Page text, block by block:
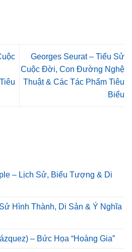
Georges Seurat – Tiểu Sử
Cuộc Đời, Con Đường Nghệ
Thuật & Các Tác Phẩm Tiêu
Biểu
– Lịch Sử, Biểu Tượng & Di
Hình Thành, Di Sản & Ý Nghĩa
– Bức Họa “Hoàng Gia”